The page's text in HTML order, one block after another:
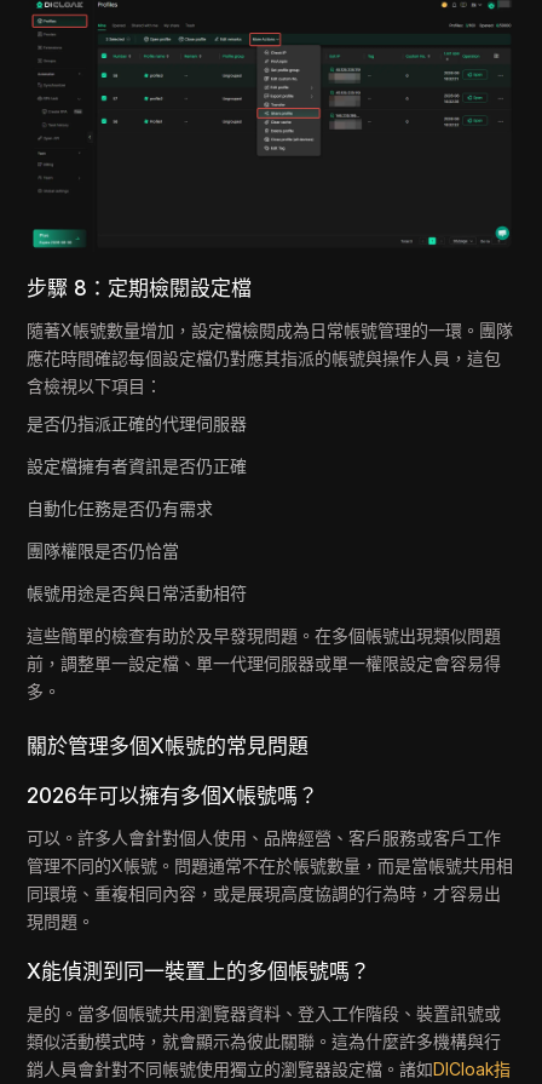
步驟 8：定期檢閱設定檔
隨著X帳號數量增加，設定檔檢閱成為日常帳號管理的一環。團隊
應花時間確認每個設定檔仍對應其指派的帳號與操作人員，這包
含檢視以下項目：
是否仍指派正確的代理伺服器
設定檔擁有者資訊是否仍正確
自動化任務是否仍有需求
團隊權限是否仍恰當
帳號用途是否與日常活動相符
這些簡單的檢查有助於及早發現問題。在多個帳號出現類似問題
前，調整單一設定檔、單一代理伺服器或單一權限設定會容易得
多。
關於管理多個X帳號的常見問題
2026年可以擁有多個X帳號嗎？
可以。許多人會針對個人使用、品牌經營、客戶服務或客戶工作
管理不同的X帳號。問題通常不在於帳號數量，而是當帳號共用相
同環境、重複相同內容，或是展現高度協調的行為時，才容易出
現問題。
X能偵測到同一裝置上的多個帳號嗎？
是的。當多個帳號共用瀏覽器資料、登入工作階段、裝置訊號或
類似活動模式時，就會顯示為彼此關聯。這為什麼許多機構與行
銷人員會針對不同帳號使用獨立的瀏覽器設定檔。諸如DICloak指